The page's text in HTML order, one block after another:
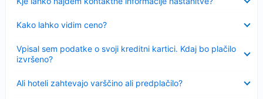
Kako lahko vidim ceno?
Vpisal sem podatke o svoji kreditni kartici. Kdaj bo plačilo
izvršeno?
Ali hoteli zahtevajo varščino ali predplačilo?